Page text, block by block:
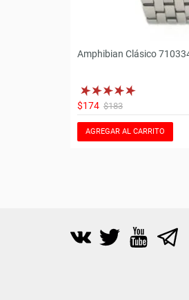
Amphibian Clásico
$174 $183
AGREGAR AL CARRITO